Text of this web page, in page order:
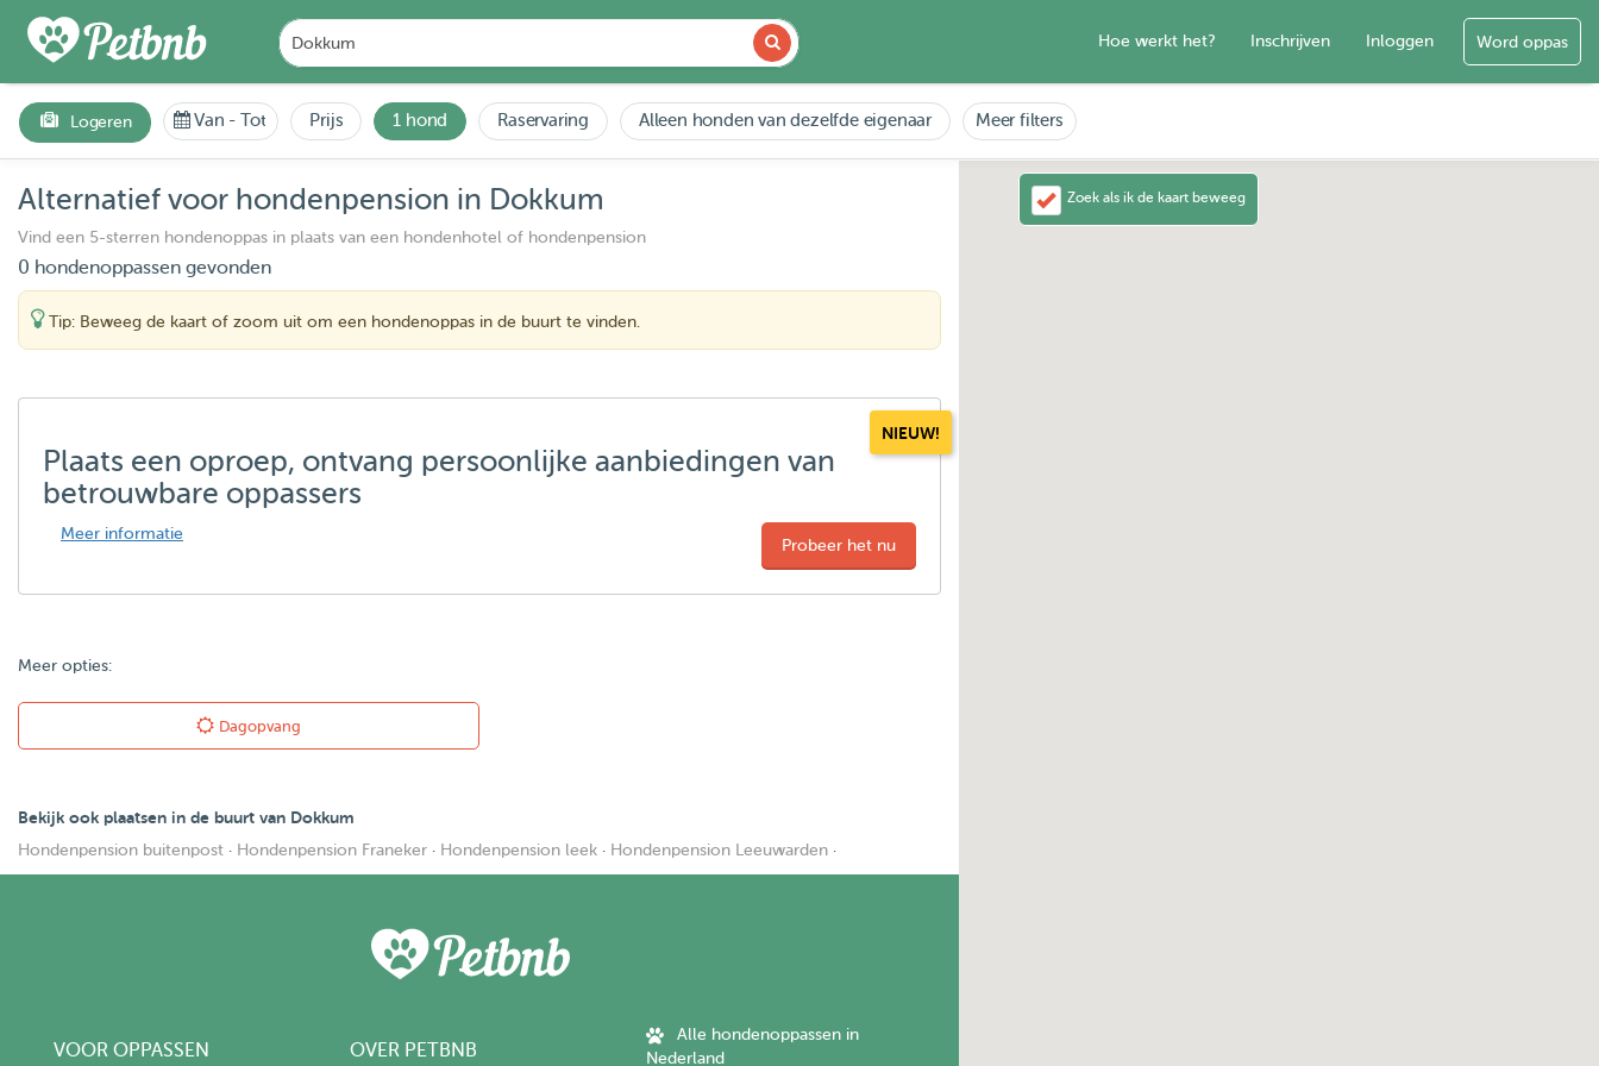
Hoe werkt het? Inschrijven Inloggen Word oppas
Logeren Van -Tot Prijs 1 hond Raservaring Alleen honden van dezelfde eigenaar Meer filters
Alternatief voor hondenpension in Dokkum
Vind een 5-sterren hondenoppas in plaats van een hondenhotel of hondenpension
0 hondenoppassen gevonden
Tip: Beweeg de kaart of zoom uit om een hondenoppas in de buurt te vinden.
NIEUW!
Plaats een oproep, ontvang persoonlijke aanbiedingen van
betrouwbare oppassers
Meer informatie
Probeer het nu
Meer opties:
Dagopvang
Bekijk ook plaatsen in de buurt van Dokkum
Hondenpension buitenpost · Hondenpension Franeker · Hondenpension leek · Hondenpension Leeuwarden ·
VOOR OPPASSEN OVER PETBNB
Alle hondenoppassen in
Nederland
Zoek als ik de kaart beweeg